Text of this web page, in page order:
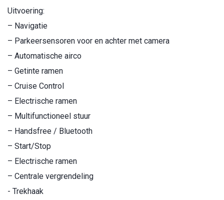
Uitvoering:
– Navigatie
– Parkeersensoren voor en achter met camera
– Automatische airco
– Getinte ramen
– Cruise Control
– Electrische ramen
– Multifunctioneel stuur
– Handsfree / Bluetooth
– Start/Stop
– Electrische ramen
– Centrale vergrendeling
- Trekhaak